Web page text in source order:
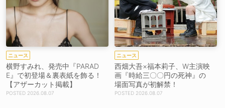
ニュース
横野すみれ、発売中『PARAD
E』で初登場＆裏表紙を飾る！
【アザーカット掲載】
2026.08.07
ニュース
西畑大吾×福本莉子、W主演映
画『時給三〇〇円の死神』の
場面写真が初解禁！
2026.08.07